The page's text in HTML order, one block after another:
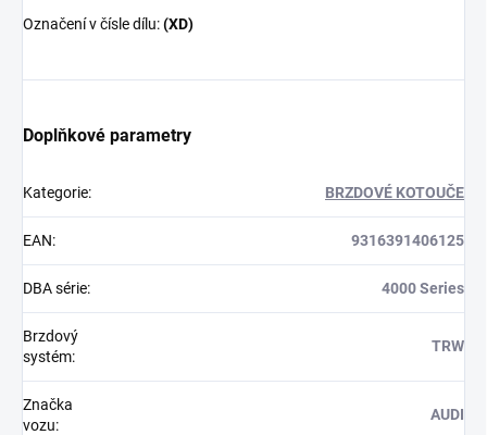
Označení v čísle dílu:(XD)
Doplňkové parametry
Kategorie: BRZDOVÉ KOTOUČE
EAN: 9316391406125
DBA série: 4000 Series
Brzdový
systém:
TRW
Značka
vozu:
AUDI